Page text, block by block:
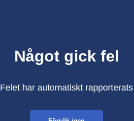
Något gick fel
Felet har automatiskt rapporterats